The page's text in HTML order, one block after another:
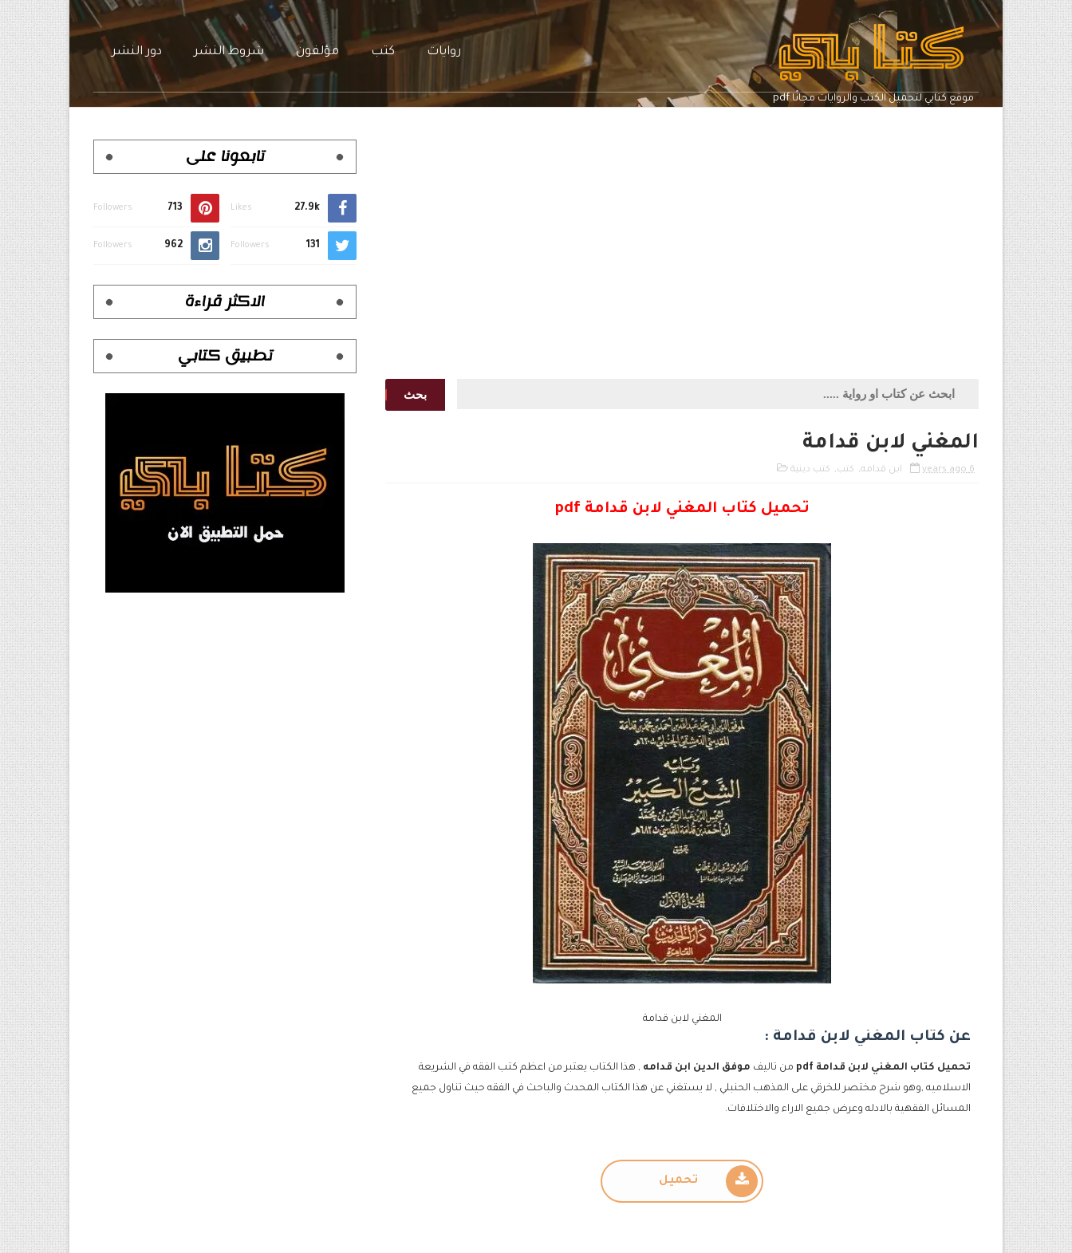
pdf موقع كتابي لتحميل الكتب والروايات مجانًا
روايات كتب مؤلفون شروط النشر دور النشر
بحث
المغني لابن قدامة
6 years ago ابن قدامه, كتب, كتب دينية
تحميل كتاب المغني لابن قدامة pdf
المغني لابن قدامة
عن كتاب المغني لابن قدامة :
تحميل كتاب المغني لابن قدامة pdf من تاليف موفق الدين ابن قدامه , هذا الكتاب يعتبر من اعظم كتب الفقه في الشريعة
الاسلاميه ,وهو شرح مختصر للخرقي على المذهب الحنبلي , لا يستغني عن هذا الكتاب المحدث والباحث في الفقه حيث تناول جميع
المسائل الفقهية بالادله وعرض جميع الاراء والاختلافات.
تحميل
تابعونا على
27.9k
Likes
713
Followers
131
Followers
962
Followers
الاكثر قراءة
تطبيق كتابي